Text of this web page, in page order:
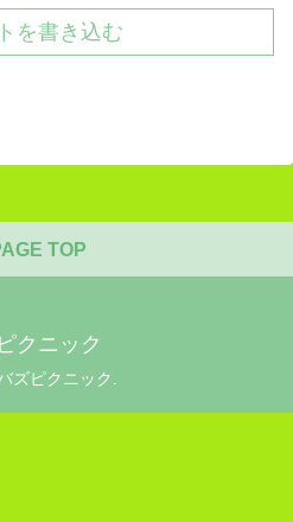
を書き込む
TOP
クニック
ズピクニック.